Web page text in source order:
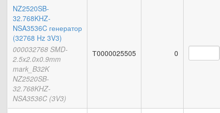
NZ2520SB-
32.768KHZ-
NSA3536C генератор
(32768 Hz 3V3)
000032768 SMD-
2.5x2.0x0.9mm
mark_B32K
NZ2520SB-
32.768KHZ-
NSA3536C (3V3)
Т0000025505 0